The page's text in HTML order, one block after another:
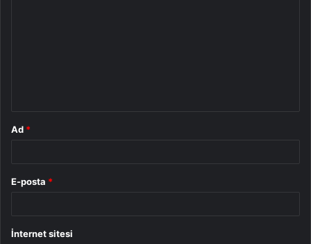
Ad *
E-posta *
İnternet sitesi